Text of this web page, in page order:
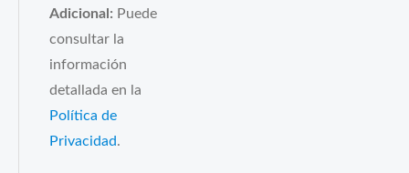
Adicional: Puede
consultar la
información
detallada en la
Política de
Privacidad .